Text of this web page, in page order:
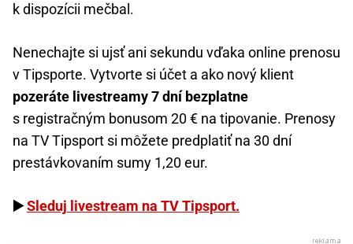
k dispozícii mečbal.
Nenechajte si ujsť ani sekundu vďaka online prenosu
v Tipsporte. Vytvorte si účet a ako nový klient
pozeráte livestreamy 7 dní bezplatne
s registračným bonusom 20 € na tipovanie. Prenosy
na TV Tipsport si môžete predplatiť na 30 dní
prestávkovaním sumy 1,20 eur.
▶️Sleduj livestream na TV Tipsport.